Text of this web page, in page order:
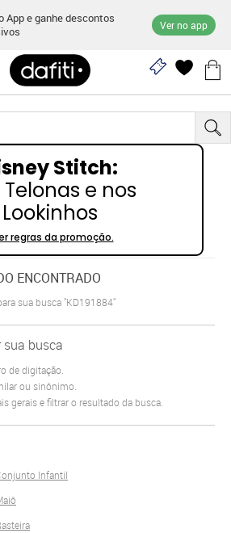
App e ganhe descontos
Ver no app
Stitch:
Telonas e nos
Lookinhos
regras da promoção.
ENCONTRADO
sua busca"KD191884"
busca
de digitação.
ou sinônimo.
gerais e filtrar o resultado da busca.
Infantil